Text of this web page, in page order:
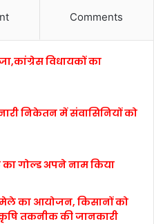
Comments
विधायकों का
निकेतन में संवासिनियों को
गोल्ड अपने नाम किया
का आयोजन, किसानों को
कृषि तकनीक की जानकारी